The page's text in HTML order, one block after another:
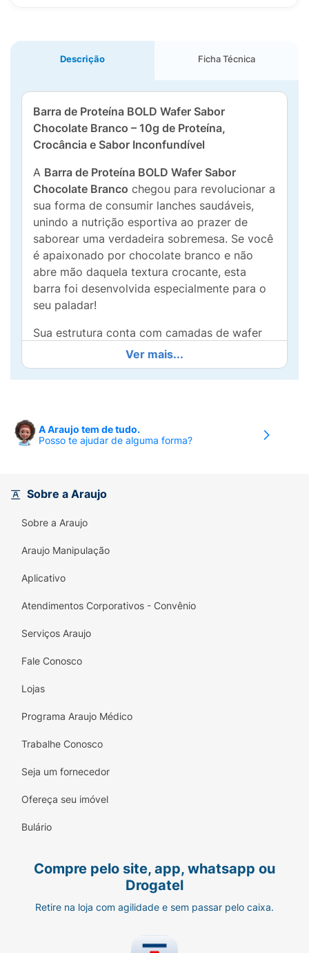
Descrição Ficha Técnica
Barra de Proteína BOLD Wafer Sabor
Chocolate Branco – 10g de Proteína,
Crocância e Sabor Inconfundível
A Barra de Proteína BOLD Wafer Sabor
Chocolate Branco chegou para revolucionar a
sua forma de consumir lanches saudáveis,
unindo a nutrição esportiva ao prazer de
saborear uma verdadeira sobremesa. Se você
é apaixonado por chocolate branco e não
abre mão daquela textura crocante, esta
barra foi desenvolvida especialmente para o
seu paladar!
Sua estrutura conta com camadas de wafer
incrivelmente crocantes, intercaladas e
envolvidas por uma cobertura generosa de
chocolate branco que derrete na boca. Além
como uma excelente aliada para a saciedade,
manutenção muscular e energia extra. É a
bater aquela vontade incontrolável de comer
um docinho. Prática e compacta, a BOLD
Wafer cabe na bolsa ou na mochila,
acompanhando você em qualquer lugar.
Principais Benefícios:
Aporte Proteico: Fornece 10g de proteína
nutrição diária.
Textura Surpreendente:
cremosidade do chocolate branco.
Sobremesa sem Culpa:
doce, ideal para matar a vontade de
individual perfeita para levar para o
e energia sem pesar na consciência.
Sugestão de Consumo:
Pode ser consumida a qualquer momento do
fresquinho ou leve ao micro-ondas por 10 a
Ver mais...
A Araujo tem de tudo.
Posso te ajudar de alguma forma?
Sobre a Araujo
Sobre a Araujo
Araujo Manipulação
Aplicativo
Atendimentos Corporativos - Convênio
Serviços Araujo
Fale Conosco
Lojas
Programa Araujo Médico
Trabalhe Conosco
Seja um fornecedor
Ofereça seu imóvel
Bulário
Compre pelo site, app, whatsapp ou
Drogatel
Retire na loja com agilidade e sem passar pelo caixa.